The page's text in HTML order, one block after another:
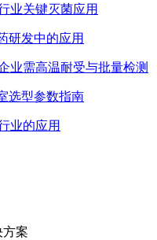
业关键灭菌应用
研发中的应用
业需高温耐受与批量检测
选型参数指南
业的应用
案